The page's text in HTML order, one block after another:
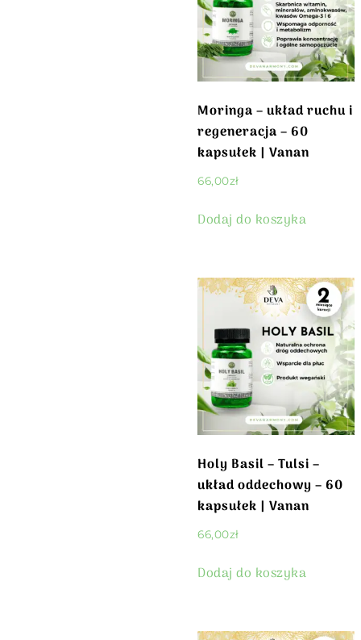
Moringa – układ ruchu i
regeneracja – 60
kapsułek | Vanan
66,00zł
Dodaj do koszyka
Holy Basil – Tulsi –
układ oddechowy – 60
kapsułek | Vanan
66,00zł
Dodaj do koszyka